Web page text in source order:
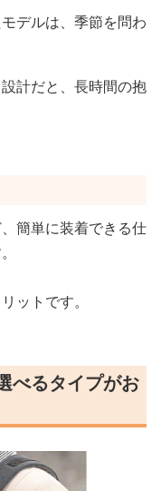
デルは、季節を問わ
計だと、長時間の抱
簡単に装着できる仕
ットです。
べるタイプがお